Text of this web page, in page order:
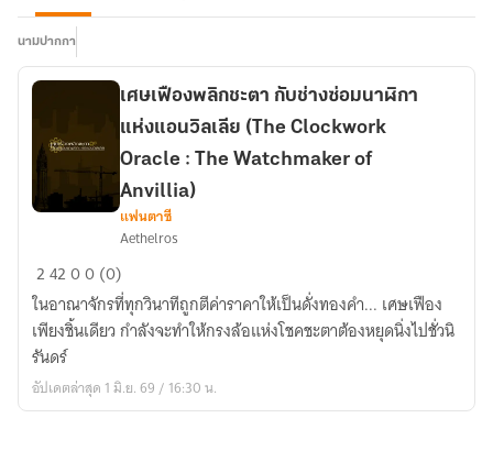
นามปากกา
พลิก
ชะตา
กับ
ช่าง
ซ่อม
นาฬิกา
เศษเฟืองพลิกชะตา กับช่างซ่อมนาฬิกา
แห่งแอนวิลเลีย (The Clockwork
Oracle : The Watchmaker of
Anvillia)
แฟนตาซี
Aethelros
24200 (0)
ในอาณาจักรที่ทุกวินาทีถูกตีค่าราคาให้เป็นดั่งทองคำ... เศษเฟือง
เพียงชิ้นเดียว กำลังจะทำให้กรงล้อแห่งโชคชะตาต้องหยุดนิ่งไปชั่วนิ
รันดร์
อัปเดตล่าสุด 1 มิ.ย. 69 / 16:30 น.